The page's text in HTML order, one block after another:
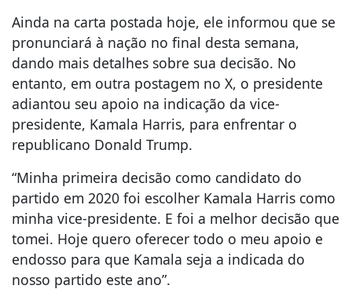
Ainda na carta postada hoje, ele informou que se
pronunciará à nação no final desta semana,
dando mais detalhes sobre sua decisão. No
entanto, em outra postagem no X, o presidente
adiantou seu apoio na indicação da vice-
presidente, Kamala Harris, para enfrentar o
republicano Donald Trump.
“Minha primeira decisão como candidato do
partido em 2020 foi escolher Kamala Harris como
minha vice-presidente. E foi a melhor decisão que
tomei. Hoje quero oferecer todo o meu apoio e
endosso para que Kamala seja a indicada do
nosso partido este ano”.